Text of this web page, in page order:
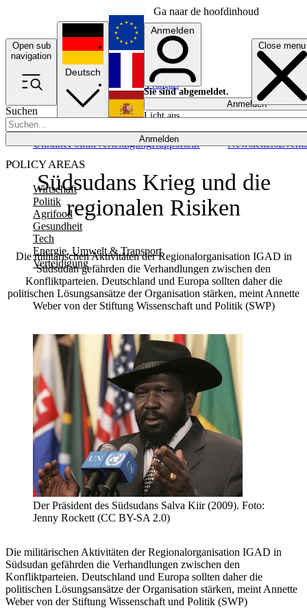
Ga naar de hoofdinhoud
Open sub
navigation
Close menu
Suchen
Anmelden
POLICY AREAS
Wirtschaft
Politik
Agrifood
Gesundheit
Tech
Energie, Umwelt & Transport
Verteidigung
UkrainePolitikVerteidigungRapporteur NewslettersEvents
Deutsch
English
Français
Anmelden
Sie sind abgemeldet.
Anmelden
Licht aus
Südsudans Krieg und die
regionalen Risiken
Die militärischen Aktivitäten der Regionalorganisation IGAD in
Südsudan gefährden die Verhandlungen zwischen den
Konfliktparteien. Deutschland und Europa sollten daher die
politischen Lösungsansätze der Organisation stärken, meint Annette
Weber von der Stiftung Wissenschaft und Politik (SWP)
Der Präsident des Südsudans Salva Kiir (2009). Foto:
Jenny Rockett (CC BY-SA 2.0)
Die militärischen Aktivitäten der Regionalorganisation IGAD in
Südsudan gefährden die Verhandlungen zwischen den
Konfliktparteien. Deutschland und Europa sollten daher die
politischen Lösungsansätze der Organisation stärken, meint Annette
Weber von der Stiftung Wissenschaft und Politik (SWP)